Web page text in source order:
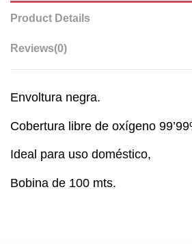
Product Details
Reviews(0)
Envoltura negra.
Cobertura libre de oxígeno
Ideal para uso doméstico,
Bobina de 100 mts.